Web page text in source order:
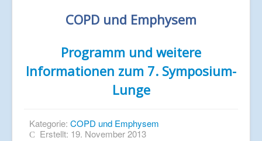
COPD und Emphysem
Programm und weitere
Informationen zum 7. Symposium-
Lunge
Kategorie: COPD und Emphysem
Erstellt: 19. November 2013